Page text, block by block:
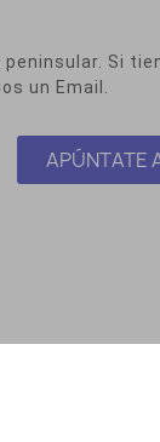
Si
un Email.
APÚNTATE